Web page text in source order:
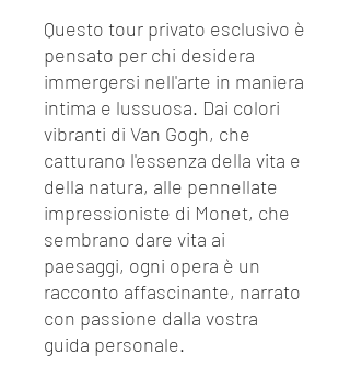
Questo tour privato esclusivo è
pensato per chi desidera
immergersi nell'arte in maniera
intima e lussuosa. Dai colori
vibranti di Van Gogh, che
catturano l'essenza della vita e
della natura, alle pennellate
impressioniste di Monet, che
sembrano dare vita ai
paesaggi, ogni opera è un
racconto affascinante, narrato
con passione dalla vostra
guida personale.